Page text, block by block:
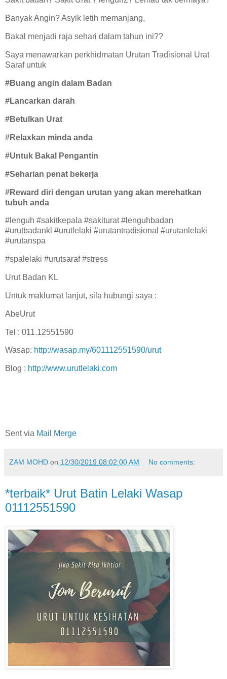
Banyak Angin? Asyik letih memanjang,
Bakal menjadi raja sehari dalam tahun ini??
Saya menawarkan perkhidmatan Urutan Tradisional Urat
Saraf untuk
#Buang angin dalam Badan
#Lancarkan darah
#Betulkan Urat
#Relaxkan minda anda
#Untuk Bakal Pengantin
#Seharian penat bekerja
#Reward diri dengan urutan yang akan merehatkan
tubuh anda
#lenguh #sakitkepala #sakiturat #lenguhbadan
#urutbadankl #urutlelaki #urutantradisional #urutanlelaki
#urutanspa
#spalelaki #urutsaraf #stress
Urut Badan KL
Untuk maklumat lanjut, sila hubungi saya :
AbeUrut
Tel : 011.12551590
Wasap: http://wasap.my/601112551590/urut
Blog : http://www.urutlelaki.com
Sent via Mail Merge
ZAM MOHD on 12/30/2019 08:02:00 AM No comments:
*terbaik* Urut Batin Lelaki Wasap
01112551590